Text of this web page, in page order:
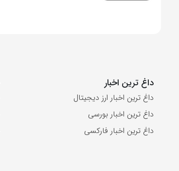
داغ ترین اخبار
داغ ترین اخبار ارز دیجیتال
داغ ترین اخبار بورسی
داغ ترین اخبار فارکسی